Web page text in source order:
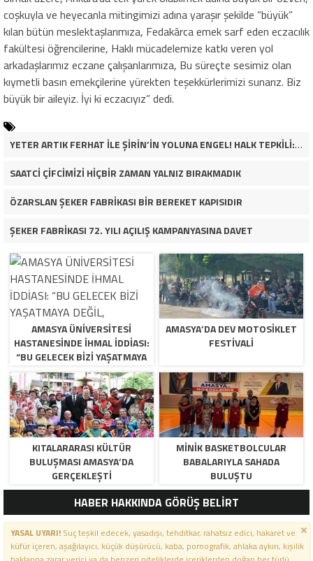
coşkuyla ve heyecanla mitingimizi adına yaraşır şekilde “büyük”
kılan bütün meslektaşlarımıza, Fedakârca emek sarf eden eczacılık
fakültesi öğrencilerine, Haklı mücadelemize katkı veren yol
arkadaşlarımız eczane çalışanlarımıza, Bu süreçte sesimiz olan
kıymetli basın emekçilerine yürekten teşekkürlerimizi sunarız. Biz
büyük bir aileyiz. İyi ki eczacıyız” dedi.
YETER ARTIK FERHAT İLE ŞİRİN’İN YOLUNA ENGEL! HALK TEPKİLİ: “YOLU KAPATMAK ÇÖZÜM DEĞİL, GÖREVİNİ YAP!”
SAATCİ ÇİFCİMİZİ HİÇBİR ZAMAN YALNIZ BIRAKMADIK
ÖZARSLAN ŞEKER FABRİKASI BİR BEREKET KAPISIDIR
ŞEKER FABRİKASI 72. YILI AÇILIŞ KAMPANYASINA DAVET
AMASYA ÜNİVERSİTESİ
HASTANESİNDE İHMAL İDDİASI:
“BU GELECEK BİZİ YAŞATMAYA
DEĞİL, ÖLDÜRMEYE GELİYOR!”
AMASYA’DA DEV MOTOSIKLET
FESTIVALI
KITALARARASI KÜLTÜR
BULUŞMASI AMASYA’DA
GERÇEKLEŞTI
MINIK BASKETBOLCULAR
BABALARIYLA SAHADA
BULUŞTU
HABER HAKKINDA GÖRÜŞ BELİRT
YASAL UYARI!Suç teşkil edecek, yasadışı, tehditkar, rahatsız edici, hakaret ve
küfür içeren, aşağılayıcı, küçük düşürücü, kaba, pornografik, ahlaka aykırı, kişilik